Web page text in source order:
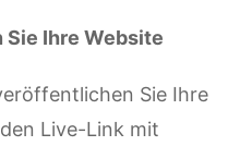
Ihre Website
Sie Ihre
Live-Link mit